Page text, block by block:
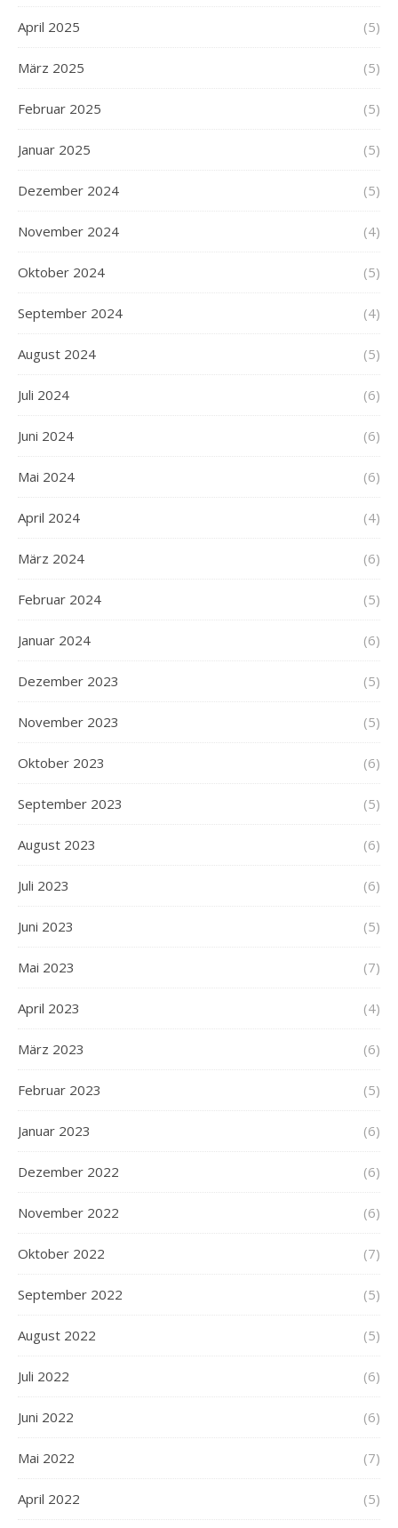
April 2025 (5)
März 2025 (5)
Februar 2025 (5)
Januar 2025 (5)
Dezember 2024 (5)
November 2024 (4)
Oktober 2024 (5)
September 2024 (4)
August 2024 (5)
Juli 2024 (6)
Juni 2024 (6)
Mai 2024 (6)
April 2024 (4)
März 2024 (6)
Februar 2024 (5)
Januar 2024 (6)
Dezember 2023 (5)
November 2023 (5)
Oktober 2023 (6)
September 2023 (5)
August 2023 (6)
Juli 2023 (6)
Juni 2023 (5)
Mai 2023 (7)
April 2023 (4)
März 2023 (6)
Februar 2023 (5)
Januar 2023 (6)
Dezember 2022 (6)
November 2022 (6)
Oktober 2022 (7)
September 2022 (5)
August 2022 (5)
Juli 2022 (6)
Juni 2022 (6)
Mai 2022 (7)
April 2022 (5)